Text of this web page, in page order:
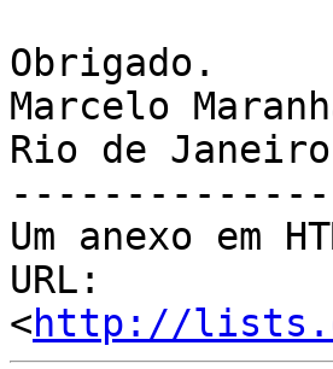
Obrigado.
Marcelo
Rio de
--------------
Um anexo em
URL:
<http://